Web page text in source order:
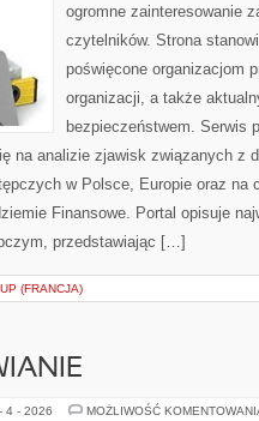
ogromne zainteresowanie
czytelników. Strona
poświęcone organizacjom
organizacji, a także
bezpieczeństwem. Serwis
na analizie zjawisk związanych z
w Polsce, Europie oraz na
Finansowe. Portal opisuje
przedstawiając […]
(FRANCJA)
4 - 2026 MOŻLIWOŚĆ